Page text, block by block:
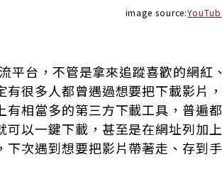
image source:
平台，不管是拿來追蹤喜歡的網紅
很多人都曾遇過想要把下載影片
相當多的第三方下載工具，普遍
以一鍵下載，甚至是在網址列加
次遇到想要把影片帶著走、存到